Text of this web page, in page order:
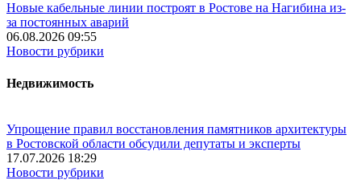
Новые кабельные линии построят в Ростове на Нагибина из-
за постоянных аварий
06.08.2026 09:55
Новости рубрики
Недвижимость
Упрощение правил восстановления памятников архитектуры
в Ростовской области обсудили депутаты и эксперты
17.07.2026 18:29
Новости рубрики